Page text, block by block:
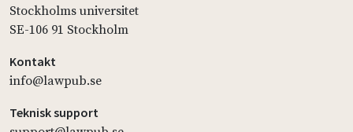
Stockholms universitet
SE-106 91 Stockholm
Kontakt
info@lawpub.se
Teknisk support